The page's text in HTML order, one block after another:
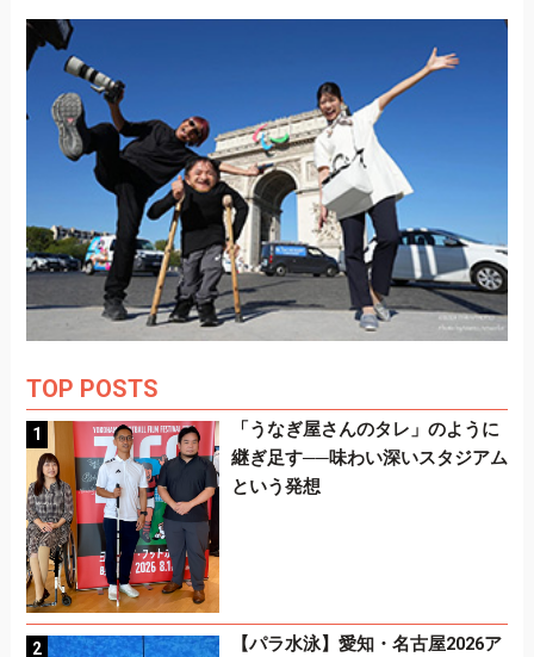
TOP POSTS
「うなぎ屋さんのタレ」のように
継ぎ足す──味わい深いスタジアム
という発想
【パラ水泳】愛知・名古屋2026ア